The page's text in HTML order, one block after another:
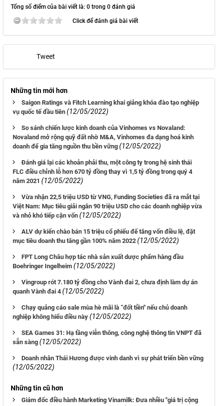
Tổng số điểm của bài viết là: 0 trong 0 đánh giá
Click để đánh giá bài viết
Tweet
Những tin mới hơn
Saigon Ratings và Fitch Learning khai giảng khóa đào tạo nghiệp
vụ quốc tế đầu tiên (12/05/2022)
So sánh chiến lược kinh doanh của Vinhomes vs Novaland:
Novaland mở rộng quỹ đất nhờ M&A, Vinhomes đa dạng hoá kinh
doanh để gia tăng nguồn thu bền vững (12/05/2022)
Đánh giá lại các khoản phải thu, một công ty trong hệ sinh thái
FLC điều chỉnh lỗ hơn 670 tỷ đồng thay vì 1,5 tỷ đồng trong quý 4
năm 2021 (12/05/2022)
Vừa nhận 22,5 triệu USD từ VNG, Funding Societies đã ra mắt tại
Việt Nam: Mục tiêu giải ngân 90 triệu USD cho các doanh nghiệp vừa
và nhỏ khó tiếp cận vốn (12/05/2022)
ALV dự kiến chào bán 15 triệu cổ phiếu để tăng vốn điều lệ, đặt
mục tiêu doanh thu tăng gần 100% năm 2022 (12/05/2022)
FPT Long Châu hợp tác nhà sản xuất dược phẩm hàng đầu
Boehringer Ingelheim (12/05/2022)
Vingroup rót 7.180 tỷ đồng cho Vành đai 2, chưa định làm dự án
quanh Vành đai 4 (12/05/2022)
Chạy quảng cáo sale mùa hè mãi là “đốt tiền" nếu chủ doanh
nghiệp không hiểu điều này (12/05/2022)
SEA Games 31: Hạ tầng viễn thông, công nghệ thông tin VNPT đã
sẵn sàng (12/05/2022)
Doanh nhân Thái Hương được vinh danh vì sự phát triển bền vững
(12/05/2022)
Những tin cũ hơn
Giám đốc điều hành Marketing Vinamilk: Đưa nhiều "giá trị cộng